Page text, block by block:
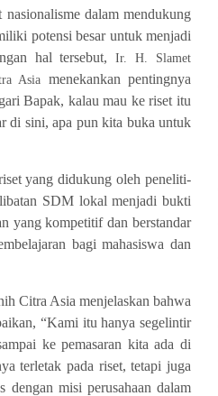
dalam mendukung
potensi besar untuk menjadi
hal tersebut,Ir. H. Slamet
Asia menekankan pentingnya
Bapak, kalau mau ke riset itu
di sini, apa pun kita buka untuk
yang didukung oleh peneliti-
SDM lokal menjadi bukti
yang kompetitif dan berstandar
bagi mahasiswa dan
Citra Asia menjelaskan bahwa
“Kami itu hanya segelintir
ke pemasaran kita ada di
terletak pada riset, tetapi juga
dengan misi perusahaan dalam